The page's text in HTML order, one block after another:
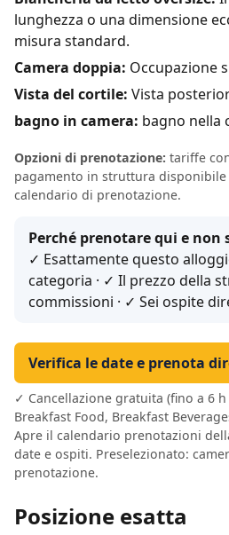
lunghezza o una dimensione
misura standard.
Camera doppia: Occupazione
Vista del cortile: Vista
bagno in camera: bagno nella
Opzioni di prenotazione: tariffe
pagamento in struttura
calendario di prenotazione.
Perché prenotare qui e non
✓ Esattamente questo
categoria · ✓ Il prezzo della
commissioni · ✓ Sei ospite
Verifica le date e prenota
✓ Cancellazione gratuita (fino a 6
Breakfast Food, Breakfast
Apre il calendario prenotazioni
date e ospiti. Preselezionato:
prenotazione.
Posizione esatta